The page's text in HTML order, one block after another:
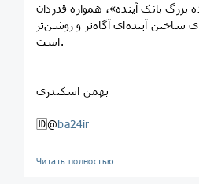
بزرگ بانک آینده»، همواره قدردان
ساختن آینده‌ای آگاه‌تر و روشن‌تر
است.
بهمن اسکندری
🆔@ba24ir
Читать полностью…